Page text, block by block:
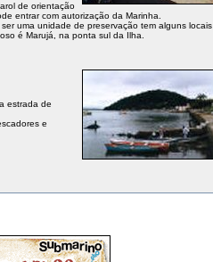
de orientação
entrar com autorização da Marinha.
uma unidade de preservação tem alguns locais
é Marujá, na ponta sul da Ilha.
estrada de
e